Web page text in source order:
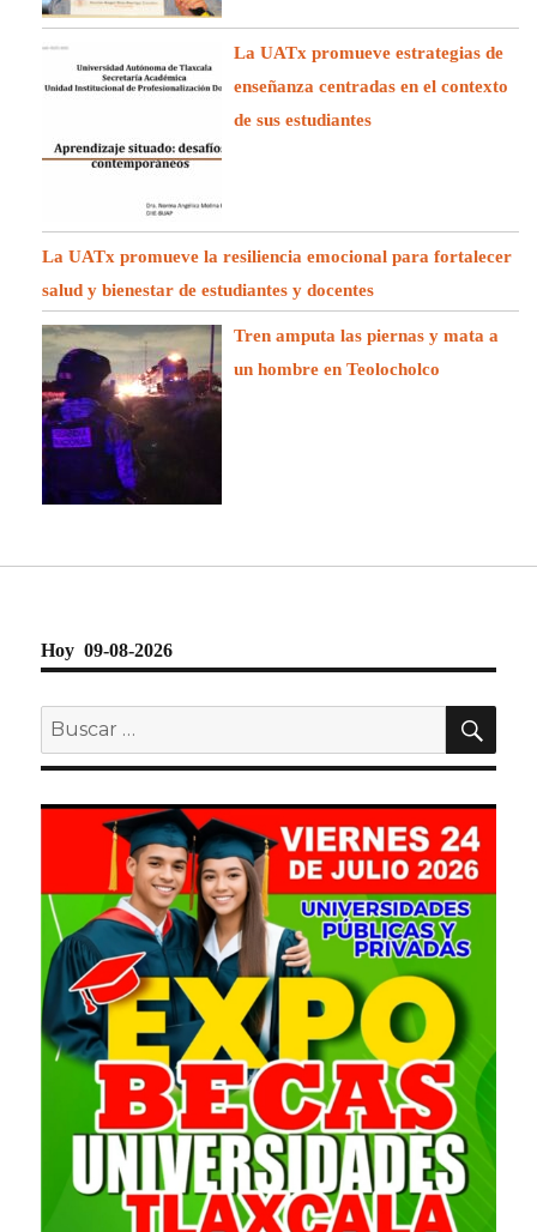
La UATx promueve estrategias de
enseñanza centradas en el contexto
de sus estudiantes
La UATx promueve la resiliencia emocional para fortalecer
salud y bienestar de estudiantes y docentes
Tren amputa las piernas y mata a
un hombre en Teolocholco
Hoy 09-08-2026
Buscar
por: